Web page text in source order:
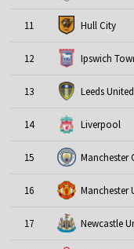
11 Hull City
12 Ipswich
13 Leeds United
14 Liverpool
15 Manchester
16 Manchester
17 Newcastle